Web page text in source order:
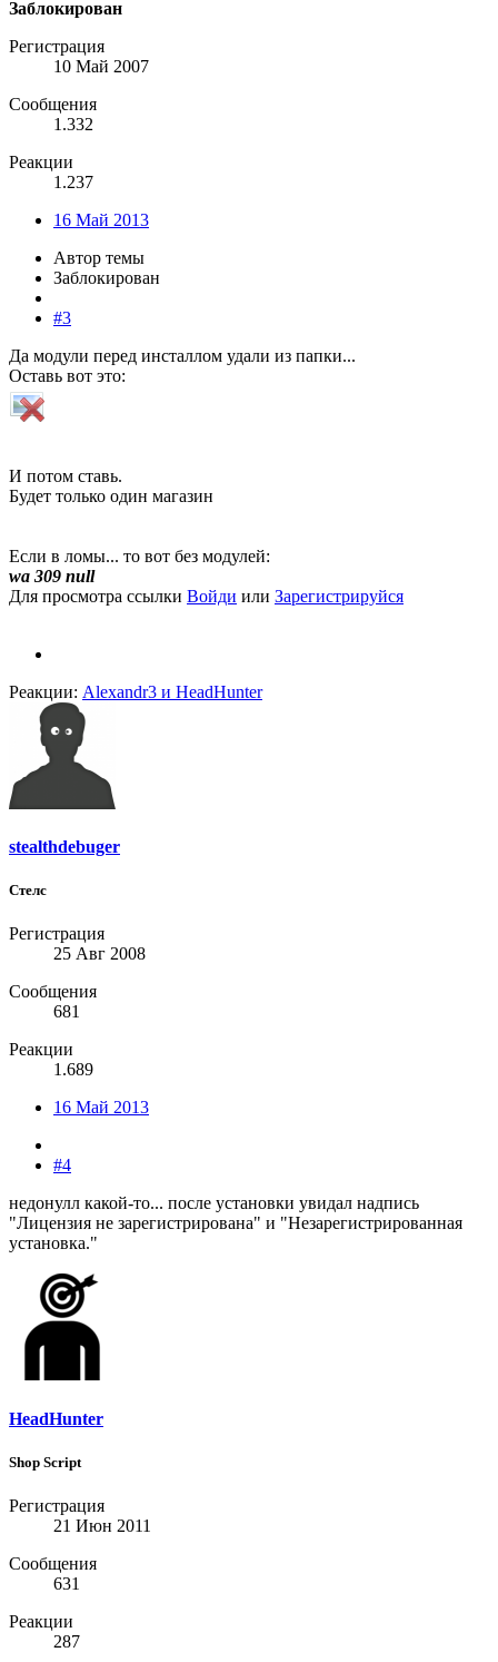
Заблокирован
Регистрация
10 Май 2007
Сообщения
1.332
Реакции
1.237
16 Май 2013
Автор темы
Заблокирован
#3
Да модули перед инсталлом удали из папки...
Оставь вот это:
И потом ставь.
Будет только один магазин
Если в ломы... то вот без модулей:
wa 309 null
Для просмотра ссылки Войди или Зарегистрируйся
Реакции: Alexandr3 и HeadHunter
stealthdebuger
Стелс
Регистрация
25 Авг 2008
Сообщения
681
Реакции
1.689
16 Май 2013
#4
недонулл какой-то... после установки увидал надпись
"Лицензия не зарегистрирована" и "Незарегистрированная
установка."
HeadHunter
Shop Script
Регистрация
21 Июн 2011
Сообщения
631
Реакции
287